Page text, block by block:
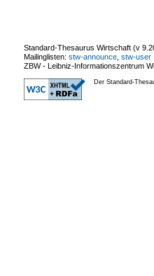
Standard-Thesaurus Wirtschaft (v
Mailinglisten: stw-announce stw-user
ZBW - Leibniz-Informationszentrum
Der Standard-